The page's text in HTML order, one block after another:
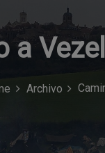
a
Archivo